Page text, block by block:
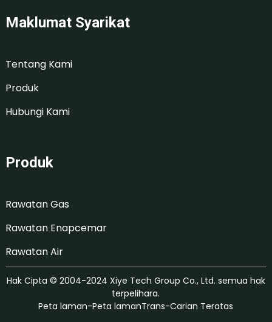
Maklumat Syarikat
Tentang Kami
Produk
Hubungi Kami
Produk
Rawatan Gas
Rawatan Enapcemar
Rawatan Air
Hak Cipta © 2004-2024 Xiye Tech Group Co., Ltd. semua hak
terpelihara.
Peta laman-Peta lamanTrans-Carian Teratas